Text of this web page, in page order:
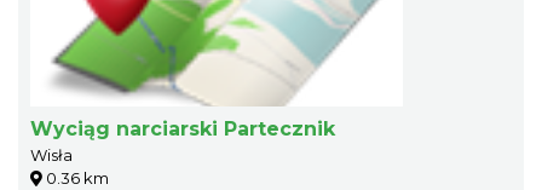
Wyciąg narciarski Partecznik
Wisła
0.36 km